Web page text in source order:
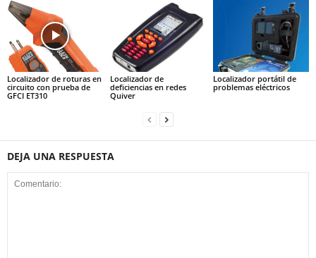
Localizador de roturas en
circuito con prueba de
GFCI ET310
Localizador de
deficiencias en redes
Quiver
Localizador portátil de
problemas eléctricos
DEJA UNA RESPUESTA